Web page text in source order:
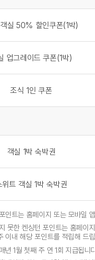
실 50% 할인쿠폰(1박)
업그레이드 쿠폰(1박)
조식 1인 쿠폰
객실 1박 숙박권
위트 객실 1박 숙박권
인트는 홈페이지 또는 모바일
못한 켄싱턴 포인트는 홈페이
이내 해당 포인트를 적립해 드
년 1월 첫째 주 연 1회 지급됩